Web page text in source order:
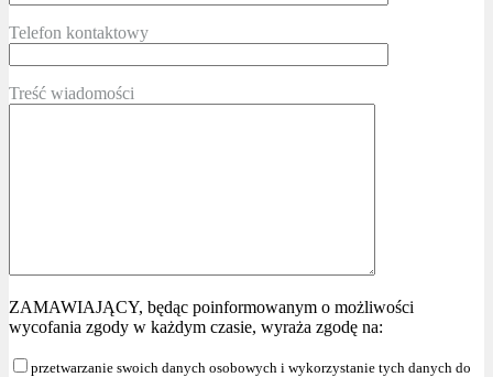
Telefon kontaktowy
Treść wiadomości
ZAMAWIAJĄCY, będąc poinformowanym o możliwości
wycofania zgody w każdym czasie, wyraża zgodę na:
przetwarzanie swoich danych osobowych i wykorzystanie tych danych do